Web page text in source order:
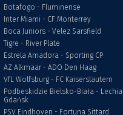
Botafogo - Fluminense
Inter Miami - CF Monterrey
Boca Juniors - Velez Sarsfield
Tigre - River Plate
Estrela Amadora - Sporting CP
AZ Alkmaar - ADO Den Haag
VfL Wolfsburg - FC Kaiserslautern
Podbeskidzie Bielsko-Biała - Lechia
Gdańsk
PSV Eindhoven - Fortuna Sittard